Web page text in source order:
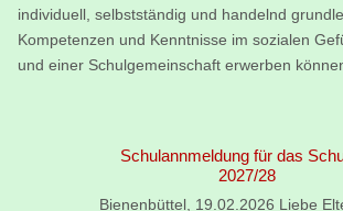
individuell, selbstständig und handelnd
Kompetenzen und Kenntnisse im sozialen
und einer Schulgemeinschaft erwerben
Schulannmeldung für das
2027/28
Bienenbüttel, 19.02.2026 Liebe